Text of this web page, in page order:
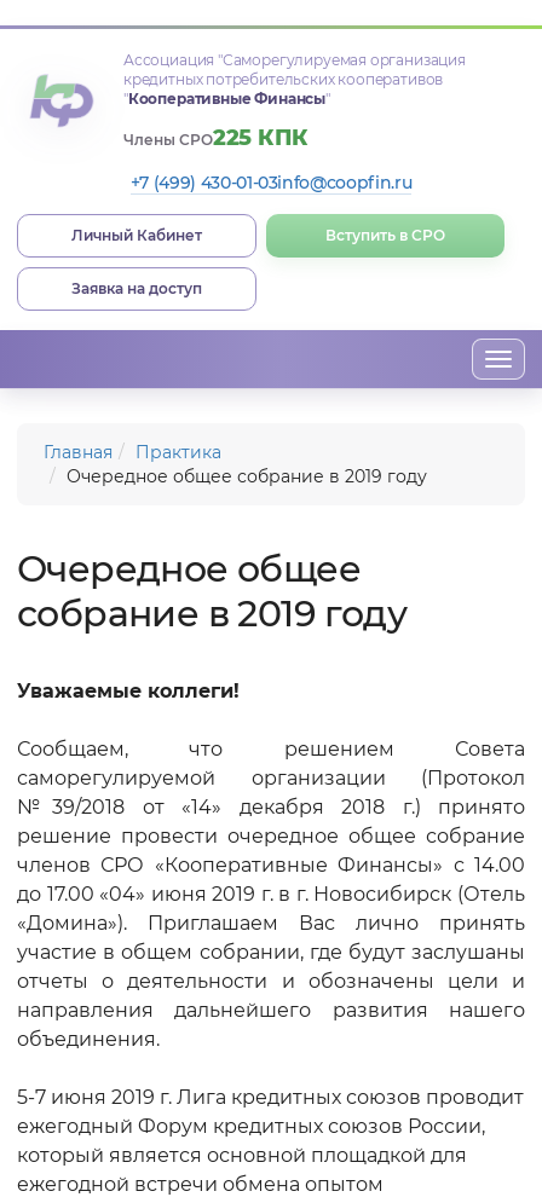
Ассоциация "Саморегулируемая организация
кредитных потребительских кооперативов
"Кооперативные Финансы"
Члены СРО225 КПК
+7 (499) 430-01-03info@coopfin.ru
Личный Кабинет Вступить в СРО
Заявка на доступ
Главная
Практика
Очередное общее собрание в 2019 году
Очередное общее
собрание в 2019 году
Уважаемые коллеги!
Сообщаем, что решением Совета
саморегулируемой организации (Протокол
№39/2018 от «14» декабря 2018 г.) принято
решение провести очередное общее собрание
членов СРО «Кооперативные Финансы» с 14.00
до 17.00 «04» июня 2019 г. в г. Новосибирск (Отель
«Домина»). Приглашаем Вас лично принять
участие в общем собрании, где будут заслушаны
отчеты о деятельности и обозначены цели и
направления дальнейшего развития нашего
объединения.
5-7 июня 2019 г. Лига кредитных союзов проводит
ежегодный Форум кредитных союзов России,
который является основной площадкой для
ежегодной встречи обмена опытом